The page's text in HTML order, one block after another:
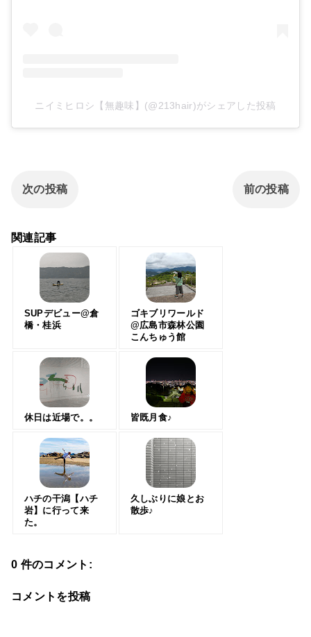
ニイミヒロシ【無趣味】(@213hair)がシェアした投稿
次の投稿 前の投稿
関連記事
SUPデビュー@倉
橋・桂浜
ゴキブリワールド
@広島市森林公園
こんちゅう館
休日は近場で。。 皆既月食♪
ハチの干潟【ハチ
岩】に行って来
た。
久しぶりに娘とお
散歩♪
0 件のコメント:
コメントを投稿